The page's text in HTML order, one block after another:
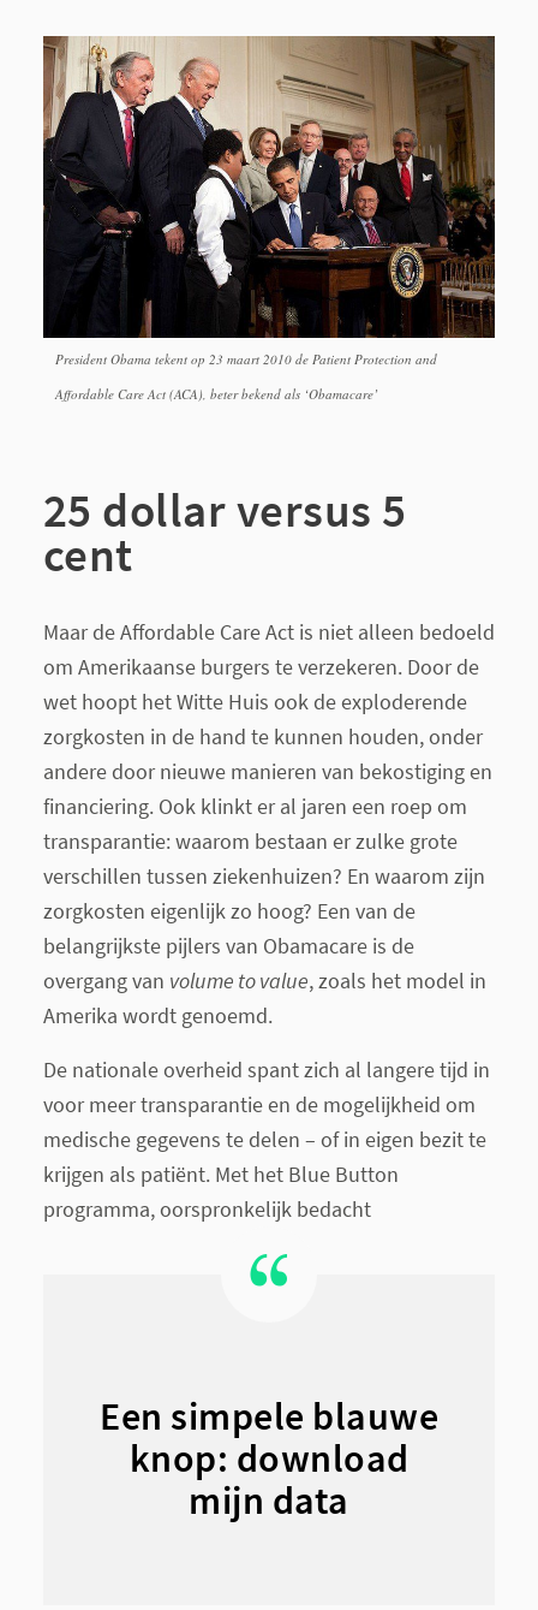
President Obama tekent op 23 maart 2010 de Patient Protection and
Affordable Care Act (ACA), beter bekend als ‘Obamacare’
25 dollar versus 5
cent
Maar de Affordable Care Act is niet alleen bedoeld
om Amerikaanse burgers te verzekeren. Door de
wet hoopt het Witte Huis ook de exploderende
zorgkosten in de hand te kunnen houden, onder
andere door nieuwe manieren van bekostiging en
financiering. Ook klinkt er al jaren een roep om
transparantie: waarom bestaan er zulke grote
verschillen tussen ziekenhuizen? En waarom zijn
zorgkosten eigenlijk zo hoog? Een van de
belangrijkste pijlers van Obamacare is de
overgang van volume to value, zoals het model in
Amerika wordt genoemd.
De nationale overheid spant zich al langere tijd in
voor meer transparantie en de mogelijkheid om
medische gegevens te delen – of in eigen bezit te
krijgen als patiënt. Met het Blue Button
programma, oorspronkelijk bedacht
Een simpele blauwe
knop: download
mijn data